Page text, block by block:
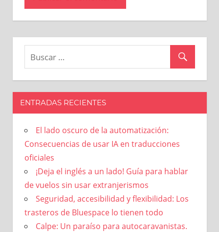
ENTRADAS RECIENTES
El lado oscuro de la automatización:
Consecuencias de usar IA en traducciones
oficiales
¡Deja el inglés a un lado! Guía para hablar
de vuelos sin usar extranjerismos
Seguridad, accesibilidad y flexibilidad: Los
trasteros de Bluespace lo tienen todo
Calpe: Un paraíso para autocaravanistas.